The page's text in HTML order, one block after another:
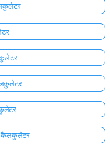
कैलकुलेटर